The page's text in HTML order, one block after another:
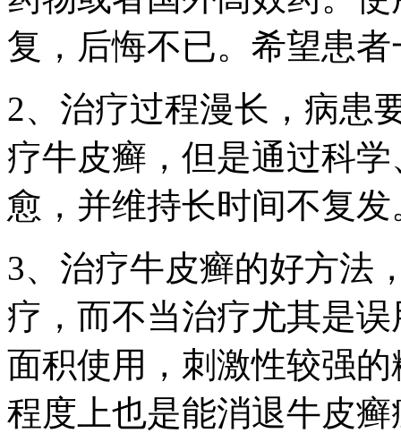
复，后悔不已。希望患
2、治疗过程漫长，病患
疗牛皮癣，但是通过科
愈，并维持长时间不复发
3、治疗牛皮癣的好方法
疗，而不当治疗尤其是
面积使用，刺激性较强
程度上也是能消退牛皮